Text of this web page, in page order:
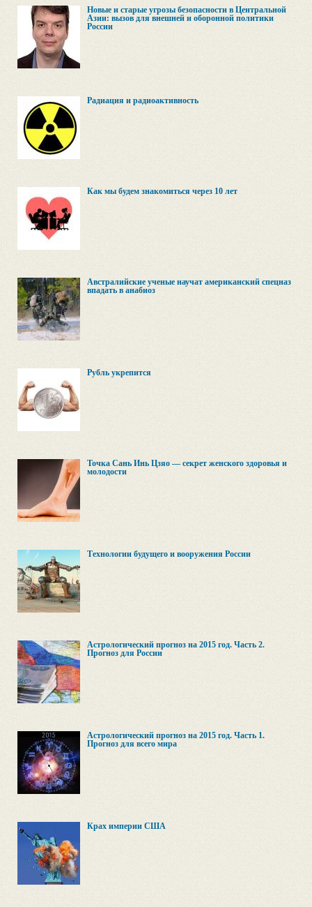
Новые и старые угрозы безопасности в Центральной
Азии: вызов для внешней и оборонной политики
России
Радиация и радиоактивность
Как мы будем знакомиться через 10 лет
Австралийские ученые научат американский спецназ
впадать в анабиоз
Рубль укрепится
Точка Сань Инь Цзяо — секрет женского здоровья и
молодости
Технологии будущего и вооружения России
Астрологический прогноз на 2015 год. Часть 2.
Прогноз для России
Астрологический прогноз на 2015 год. Часть 1.
Прогноз для всего мира
Крах империи США